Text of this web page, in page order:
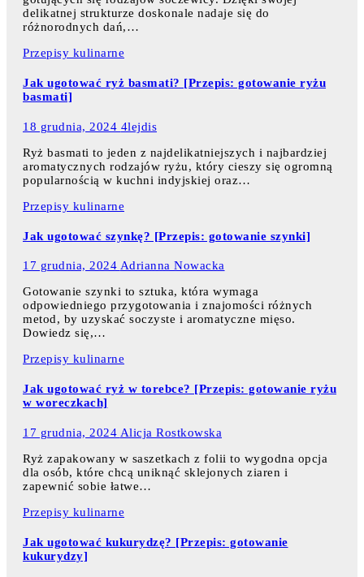
delikatnej strukturze doskonale nadaje się do
różnorodnych dań,…
Przepisy kulinarne
Jak ugotować ryż basmati? [Przepis: gotowanie ryżu
basmati]
18 grudnia, 2024 4lejdis
Ryż basmati to jeden z najdelikatniejszych i najbardziej
aromatycznych rodzajów ryżu, który cieszy się ogromną
popularnością w kuchni indyjskiej oraz…
Przepisy kulinarne
Jak ugotować szynkę? [Przepis: gotowanie szynki]
17 grudnia, 2024 Adrianna Nowacka
Gotowanie szynki to sztuka, która wymaga
odpowiedniego przygotowania i znajomości różnych
metod, by uzyskać soczyste i aromatyczne mięso.
Dowiedz się,…
Przepisy kulinarne
Jak ugotować ryż w torebce? [Przepis: gotowanie ryżu
w woreczkach]
17 grudnia, 2024 Alicja Rostkowska
Ryż zapakowany w saszetkach z folii to wygodna opcja
dla osób, które chcą uniknąć sklejonych ziaren i
zapewnić sobie łatwe…
Przepisy kulinarne
Jak ugotować kukurydzę? [Przepis: gotowanie
kukurydzy]